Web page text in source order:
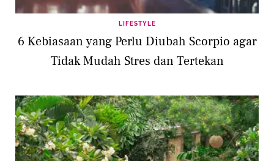
LIFESTYLE
6 Kebiasaan yang Perlu Diubah Scorpio agar
Tidak Mudah Stres dan Tertekan